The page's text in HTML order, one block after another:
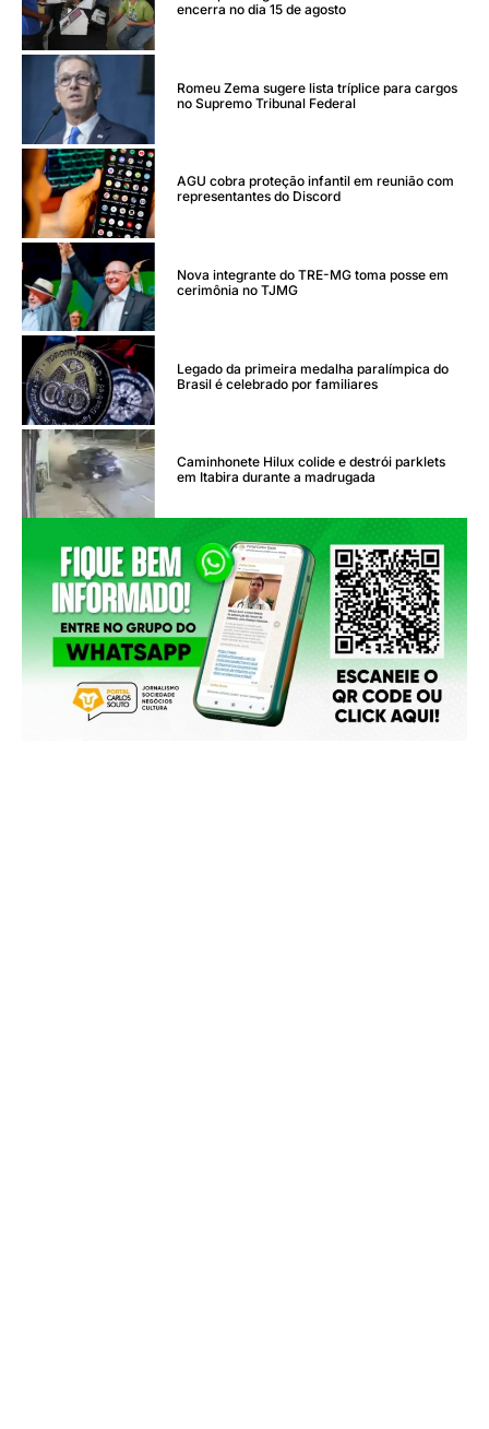
encerra no dia 15 de agosto
Romeu Zema sugere lista tríplice para cargos
no Supremo Tribunal Federal
AGU cobra proteção infantil em reunião com
representantes do Discord
Nova integrante do TRE-MG toma posse em
cerimônia no TJMG
Legado da primeira medalha paralímpica do
Brasil é celebrado por familiares
Caminhonete Hilux colide e destrói parklets
em Itabira durante a madrugada